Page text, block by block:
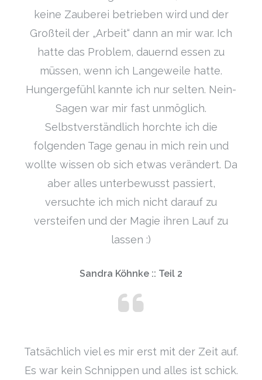
keine Zauberei betrieben wird und der
Großteil der „Arbeit“ dann an mir war. Ich
hatte das Problem, dauernd essen zu
müssen, wenn ich Langeweile hatte.
Hungergefühl kannte ich nur selten. Nein-
Sagen war mir fast unmöglich.
Selbstverständlich horchte ich die
folgenden Tage genau in mich rein und
wollte wissen ob sich etwas verändert. Da
aber alles unterbewusst passiert,
versuchte ich mich nicht darauf zu
versteifen und der Magie ihren Lauf zu
lassen :)
Sandra Köhnke :: Teil 2
Tatsächlich viel es mir erst mit der Zeit auf.
Es war kein Schnippen und alles ist schick.